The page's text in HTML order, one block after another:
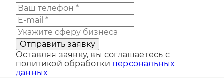
Отправить заявку
Оставляя заявку, вы соглашаетесь с
политикой обработки